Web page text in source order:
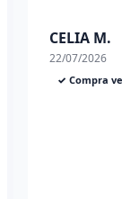
CELIA M.
22/07/2026
✓ Compra